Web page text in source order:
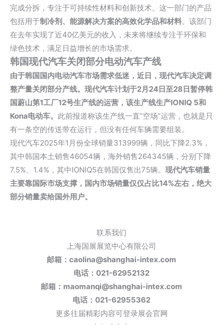
完成分拆，专注于可持续性材料和创新技术。这一部门的产品
包括用于制冷剂、能源解决方案的高效化学品和材料。该部门
在去年实现了近40亿美元的收入，未来将继续专注于环保和
绿色技术，满足日益增长的市场需求。
韩国现代汽车关闭部分电动汽车产线
由于韩国国内电动汽车市场需求低迷，近日，现代汽车决定调
整产量关闭部分产线。 现代汽车计划于2月24日至28日暂停韩
国蔚山第1工厂12号生产线的运营，该生产线生产IONIQ 5和
Kona电动车。 此前报道称该生产线一直“空场”运营，也就是只
有一条空的传送带在运行，但没有任何车辆需要组装。
现代汽车2025年1月份全球销量313999辆，同比下降2.3%，
其中韩国本土销售46054辆，海外销售264345辆，分别下降
7.5%、1.4%，其中IONIQ5在韩国仅售出75辆。 现代汽车销量
主要靠国际市场支撑，国内市场销量仅仅占比14%左右，绝大
部分销量卖给国外用户。
联系我们
上海国展展览中心有限公司
邮箱：caolina@shanghai-intex.com
电话：021-62952132
邮箱：maomanqi@shanghai-intex.com
电话：021-62955362
更多往届精彩内容可登录展会官网